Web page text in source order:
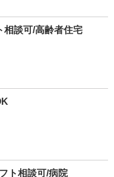
相談可/高齢者住宅
ト相談可/病院